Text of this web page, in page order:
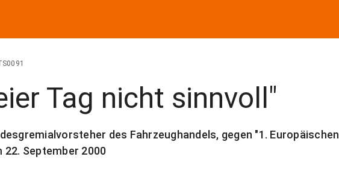
Tag nicht sinnvoll"
des Fahrzeughandels, gegen "1. Europäischen
September 2000